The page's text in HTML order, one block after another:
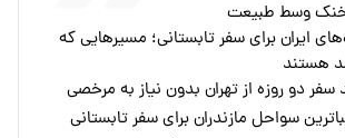
وسط طبیعت
ایران برای سفر تابستانی؛ مسیرهایی که
هستند
سفر دو روزه از تهران بدون نیاز به مرخصی
سواحل مازندران برای سفر تابستانی